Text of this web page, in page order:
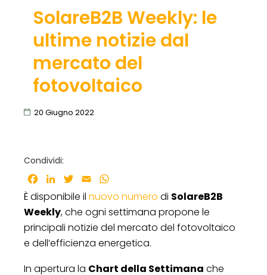
SolareB2B Weekly: le
ultime notizie dal
mercato del
fotovoltaico
20 Giugno 2022
Condividi:
Facebook
LinkedInTwitter
Email
È disponibile il nuovo numero di SolareB2B
Weekly, che ogni settimana propone le
principali notizie del mercato del fotovoltaico
e dell’efficienza energetica.
In apertura la Chart della Settimana che